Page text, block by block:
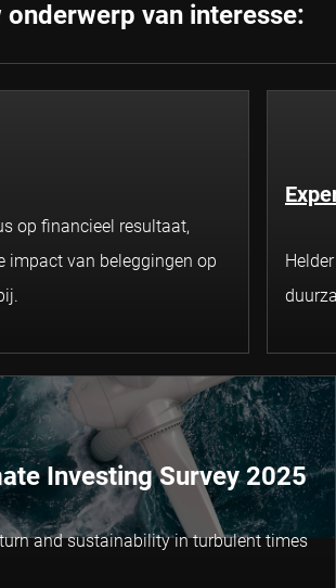
onderwerp van interesse:
op financieel resultaat,
impact van beleggingen op
Investing Survey 2025
and sustainability in turbulent times